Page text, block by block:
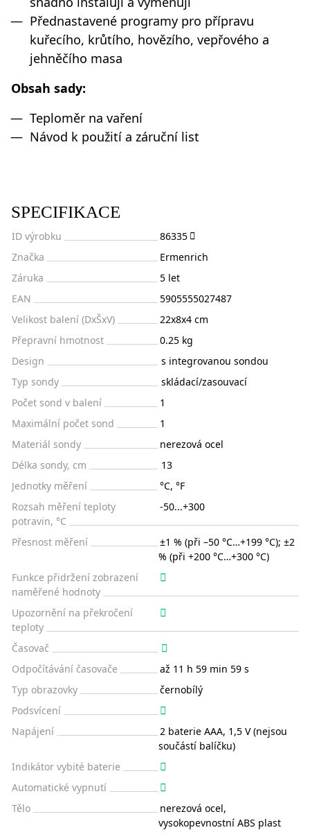
Přednastavené programy pro přípravu
kuřecího, krůtího, hovězího, vepřového a
jehněčího masa
Obsah sady:
Teploměr na vaření
Návod k použití a záruční list
SPECIFIKACE
ID výrobku
86335
Značka
Ermenrich
Záruka
5 let
EAN
5905555027487
Velikost balení (DxŠxV)
22x8x4 cm
Přepravní hmotnost
0.25 kg
Design
s integrovanou sondou
Typ sondy
skládací/zasouvací
Počet sond v balení
1
Maximální počet sond
1
Materiál sondy
nerezová ocel
Délka sondy, cm
13
Jednotky měření
°C, °F
Rozsah měření teploty
potravin, °C
-50...+300
Přesnost měření
±1 % (při –50 °C…+199 °C); ±2
% (při +200 °C…+300 °C)
Funkce přidržení zobrazení
naměřené hodnoty
Upozornění na překročení
teploty
Časovač
Odpočítávání časovače
až 11 h 59 min 59 s
Typ obrazovky
černobílý
Podsvícení
Napájení
2 baterie AAA, 1,5 V (nejsou
součástí balíčku)
Indikátor vybité baterie
Automatické vypnutí
Tělo
nerezová ocel,
vysokopevnostní ABS plast